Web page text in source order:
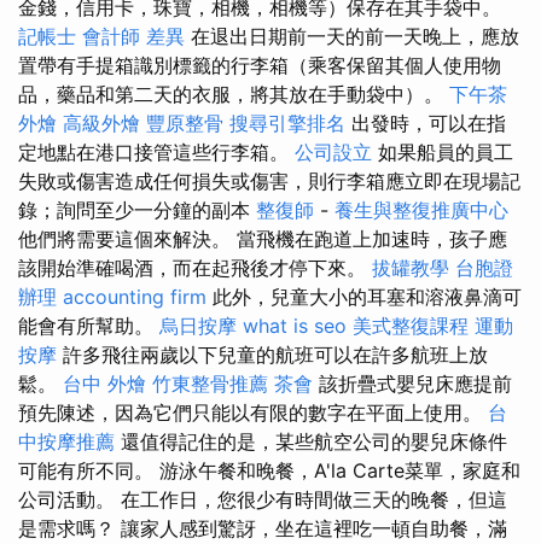
金錢，信用卡，珠寶，相機，相機等）保存在其手袋中。
記帳士 會計師 差異 在退出日期前一天的前一天晚上，應放
置帶有手提箱識別標籤的行李箱（乘客保留其個人使用物
品，藥品和第二天的衣服，將其放在手動袋中）。 下午茶
外燴 高級外燴 豐原整骨 搜尋引擎排名 出發時，可以在指
定地點在港口接管這些行李箱。 公司設立 如果船員的員工
失敗或傷害造成任何損失或傷害，則行李箱應立即在現場記
錄；詢問至少一分鐘的副本 整復師 - 養生與整復推廣中心
他們將需要這個來解決。 當飛機在跑道上加速時，孩子應
該開始準確喝酒，而在起飛後才停下來。 拔罐教學 台胞證
辦理 accounting firm 此外，兒童大小的耳塞和溶液鼻滴可
能會有所幫助。 烏日按摩 what is seo 美式整復課程 運動
按摩 許多飛往兩歲以下兒童的航班可以在許多航班上放
鬆。 台中 外燴 竹東整骨推薦 茶會 該折疊式嬰兒床應提前
預先陳述，因為它們只能以有限的數字在平面上使用。 台
中按摩推薦 還值得記住的是，某些航空公司的嬰兒床條件
可能有所不同。 游泳午餐和晚餐，A'la Carte菜單，家庭和
公司活動。 在工作日，您很少有時間做三天的晚餐，但這
是需求嗎？ 讓家人感到驚訝，坐在這裡吃一頓自助餐，滿